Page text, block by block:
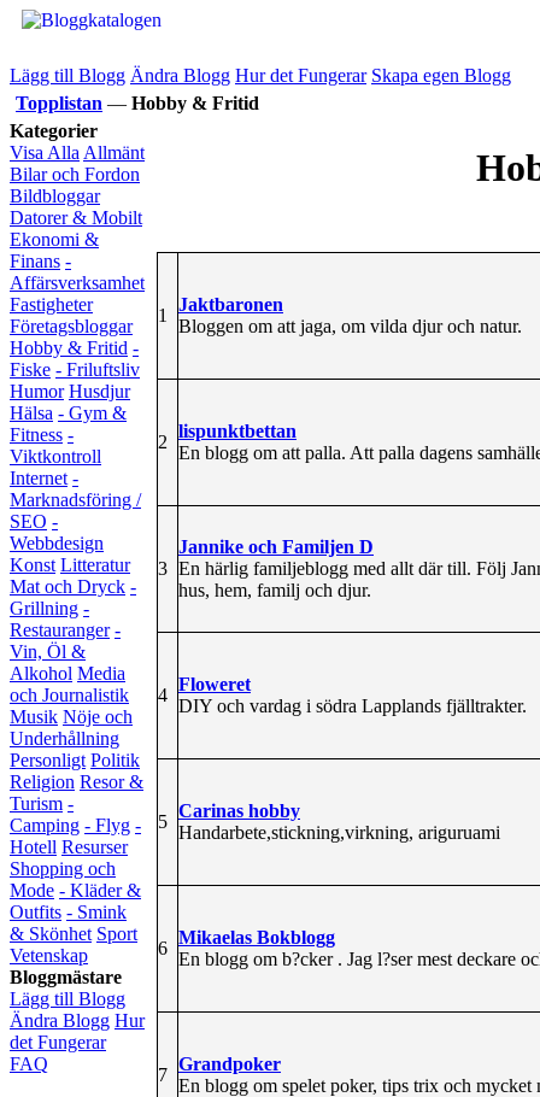
Lägg till Blogg Ändra Blogg Hur det Fungerar Skapa egen Blogg
Topplistan — Hobby & Fritid
Kategorier
Visa Alla Allmänt
Bilar och Fordon
Bildbloggar
Datorer & Mobilt
Ekonomi &
Finans -
Affärsverksamhet
Fastigheter
Företagsbloggar
Hobby & Fritid -
Fiske - Friluftsliv
Humor Husdjur
Hälsa - Gym &
Fitness -
Viktkontroll
Internet -
Marknadsföring /
SEO -
Webbdesign
Konst Litteratur
Mat och Dryck -
Grillning -
Restauranger -
Vin, Öl &
Alkohol Media
och Journalistik
Musik Nöje och
Underhållning
Personligt Politik
Religion Resor &
Turism -
Camping - Flyg -
Hotell Resurser
Shopping och
Mode - Kläder &
Outfits - Smink
& Skönhet Sport
Vetenskap
Bloggmästare
Lägg till Blogg
Ändra Blogg Hur
det Fungerar
FAQ
1
Jaktbaronen
Bloggen om att jaga, om vilda djur och natur.
2
lispunktbettan
En blogg om att palla. Att palla dagens
3
Jannike och Familjen D
En härlig familjeblogg med allt där till. Följ
hus, hem, familj och djur.
4
Floweret
DIY och vardag i södra Lapplands fjälltrakter.
5
Carinas hobby
Handarbete,stickning,virkning, ariguruami
6
Mikaelas Bokblogg
En blogg om b?cker . Jag l?ser mest deckare
7
Grandpoker
En blogg om spelet poker, tips trix och mycket